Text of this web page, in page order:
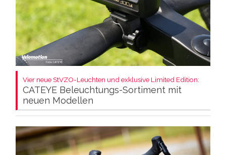
Vier neue StVZO-Leuchten und exklusive Limited Edition:
CATEYE Beleuchtungs-Sortiment mit
neuen Modellen